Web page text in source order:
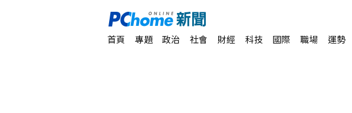
首頁 專題 政治 社會 財經 科技 國際 職場 運勢